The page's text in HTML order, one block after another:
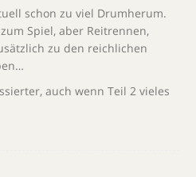
schon zu viel Drumherum.
Spiel, aber Reitrennen,
zu den reichlichen
auch wenn Teil 2 vieles